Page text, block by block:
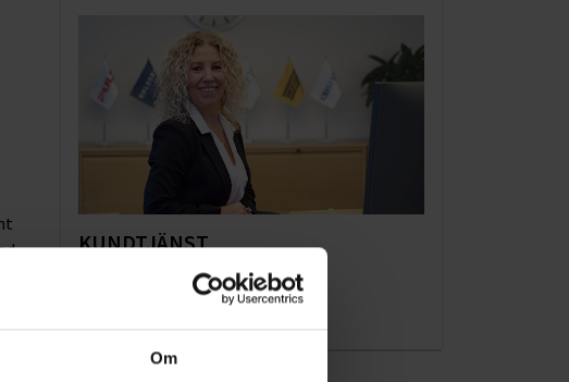
Om
KUNDTJÄNST
010-45 00 200​
info@ohlssons.se